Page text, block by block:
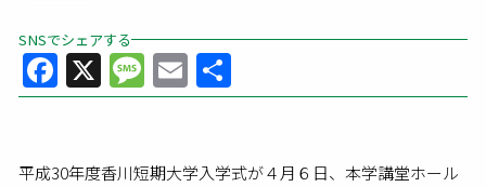
SNSでシェアする
Facebook
X Message
Email
有
平成30年度香川短期大学入学式が４月６日、本学講堂ホール